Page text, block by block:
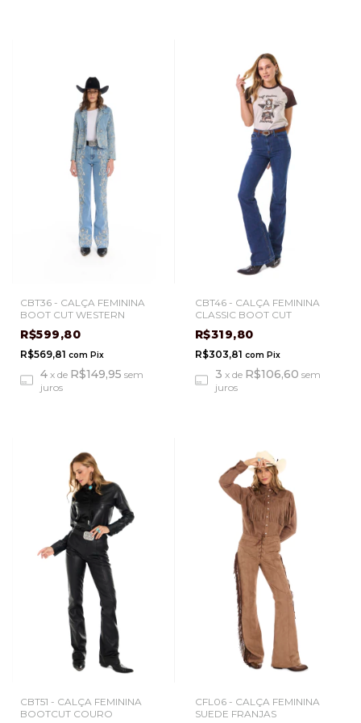
CBT36 - CALÇA FEMININA
BOOT CUT WESTERN
R$599,80
R$569,81 com Pix
4 x de R$149,95 sem
juros
CBT46 - CALÇA FEMININA
CLASSIC BOOT CUT
R$319,80
R$303,81 com Pix
3 x de R$106,60 sem
juros
CBT51 - CALÇA FEMININA
BOOTCUT COURO
CFL06 - CALÇA FEMININA
SUEDE FRANJAS